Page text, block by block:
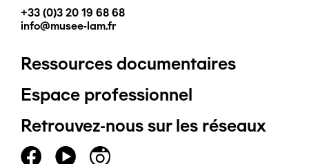
+33 (0)3 20 19 68 68
info@musee-lam.fr
Pied
de
page
Ressources documentaires
Espace professionnel
Retrouvez-nous sur les réseaux